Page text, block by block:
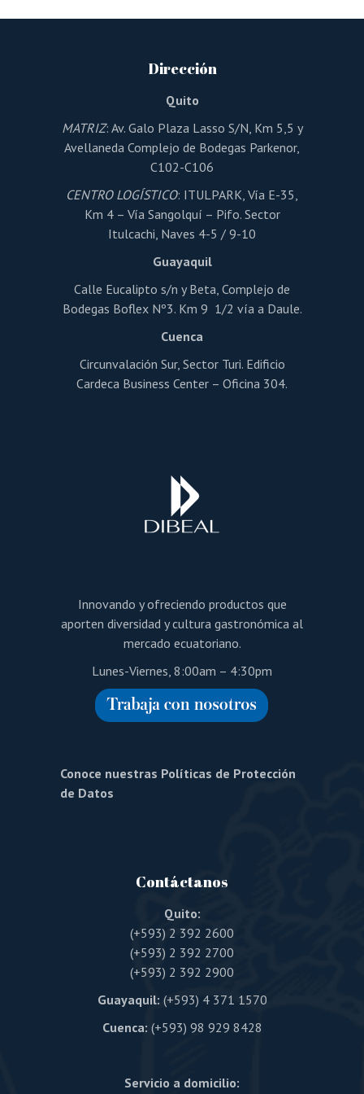
Las
elegir
la
página
de
producto
Dirección
Quito
MATRIZ: Av. Galo Plaza Lasso S/N, Km 5,5 y
Avellaneda Complejo de Bodegas Parkenor,
C102-C106
CENTRO LOGÍSTICO: ITULPARK, Vía E-35,
Km 4 – Vía Sangolquí – Pifo. Sector
Itulcachi, Naves 4-5 / 9-10
Guayaquil
Calle Eucalipto s/n y Beta, Complejo de
Bodegas Boflex Nº3. Km 9 1/2 vía a Daule.
Cuenca
Circunvalación Sur, Sector Turi. Edificio
Cardeca Business Center – Oficina 304.
Innovando y ofreciendo productos que
aporten diversidad y cultura gastronómica al
mercado ecuatoriano.
Lunes-Viernes, 8:00am – 4:30pm
Conoce nuestras Políticas de Protección
de Datos
Contáctanos
Quito:
(+593) 2 392 2600
(+593) 2 392 2700
(+593) 2 392 2900
Guayaquil: (+593) 4 371 1570
Cuenca: (+593) 98 929 8428
Servicio a domicilio: